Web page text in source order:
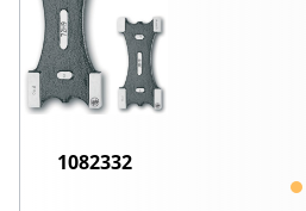
1082332